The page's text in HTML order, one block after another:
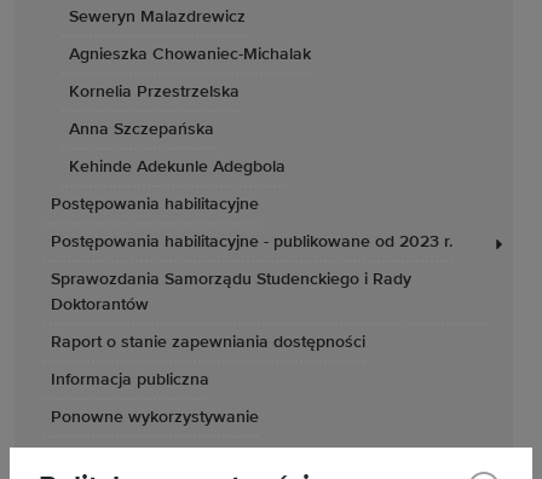
Seweryn Malazdrewicz
Agnieszka Chowaniec-Michalak
Kornelia Przestrzelska
Anna Szczepańska
Kehinde Adekunle Adegbola
Postępowania habilitacyjne
Postępowania habilitacyjne - publikowane od 2023 r.
Sprawozdania Samorządu Studenckiego i Rady
Doktorantów
Raport o stanie zapewniania dostępności
Informacja publiczna
Ponowne wykorzystywanie